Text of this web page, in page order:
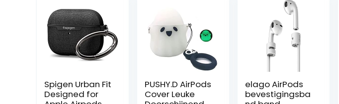
Spigen Urban Fit
Designed for
PUSHY.D AirPods
Cover Leuke
elago AirPods
bevestigingsba